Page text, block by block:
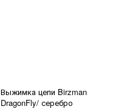
Выжимка цепи Birzman
DragonFly/ серебро